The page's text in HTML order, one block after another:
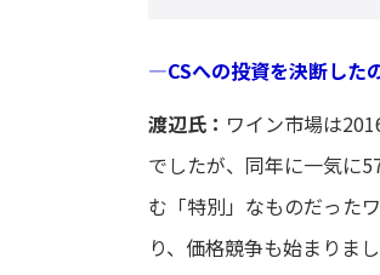
―CSへの投資を決断した
渡辺氏： ワイン市場は
でしたが、同年に一気に
む「特別」なものだった
り、価格競争も始まりまし